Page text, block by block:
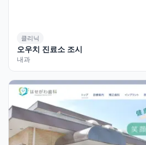
클리닉
오우치 진료소 조시
내과